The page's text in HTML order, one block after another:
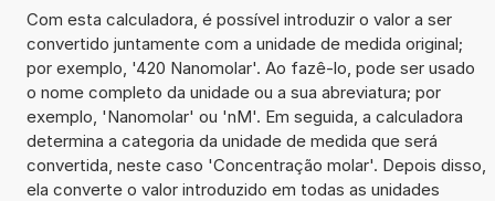
Com esta calculadora, é possível introduzir o valor a ser
convertido juntamente com a unidade de medida original;
por exemplo, '420 Nanomolar'. Ao fazê-lo, pode ser usado
o nome completo da unidade ou a sua abreviatura; por
exemplo, 'Nanomolar' ou 'nM'. Em seguida, a calculadora
determina a categoria da unidade de medida que será
convertida, neste caso 'Concentração molar'. Depois disso,
ela converte o valor introduzido em todas as unidades